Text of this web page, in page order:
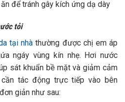
để tránh gây kích ứng dạ dày
tỏi
tại nhà thường được chị em áp
ngáy vùng kín nhẹ. Hơi nước
sát khuẩn bề mặt và giảm cảm
tác động trực tiếp vào bên
giản như sau: